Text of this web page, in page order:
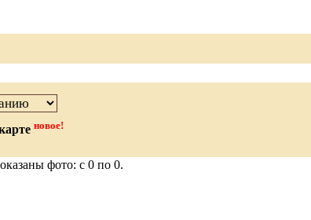
новое!
фото: с 0 по 0.